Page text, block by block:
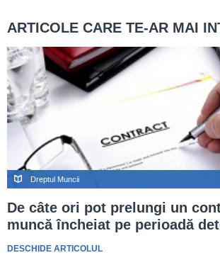
ARTICOLE CARE TE-AR MAI
Dreptul Muncii
De câte ori pot prelungi un
muncă încheiat pe perioadă
DESCHIDE ARTICOLUL